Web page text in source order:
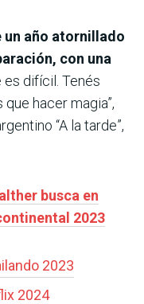
un año atornillado
con una
es difícil. Tenés
hacer magia”,
“A la tarde”,
busca en
2023
2023
2024